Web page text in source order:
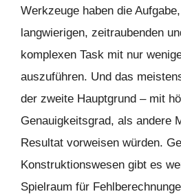
Werkzeuge haben die
langwierigen, zeitraubenden
komplexen Task mit nur
auszuführen. Und das
der zweite Hauptgrund – mit
Genauigkeitsgrad, als andere
Resultat vorweisen würden.
Konstruktionswesen gibt es
Spielraum für